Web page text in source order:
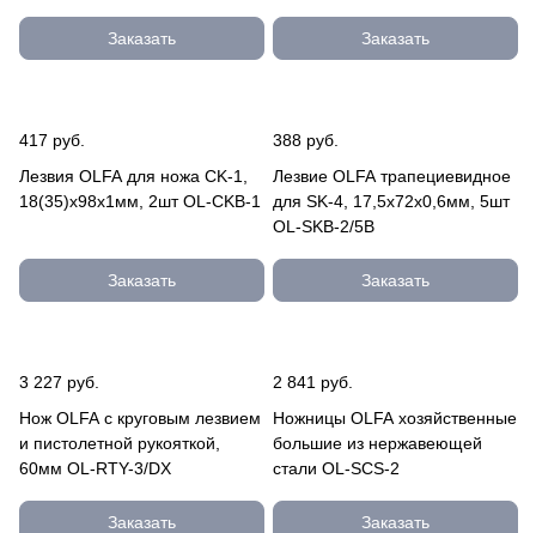
Заказать Заказать
417 руб.
Лезвия OLFA для ножа CK-1,
18(35)х98х1мм, 2шт OL-CKB-1
Заказать
388 руб.
Лезвие OLFA трапециевидное
для SK-4, 17,5х72х0,6мм, 5шт
OL-SKB-2/5B
Заказать
3 227 руб.
Нож OLFA с круговым лезвием
и пистолетной рукояткой,
60мм OL-RTY-3/DX
Заказать
2 841 руб.
Ножницы OLFA хозяйственные
большие из нержавеющей
стали OL-SCS-2
Заказать